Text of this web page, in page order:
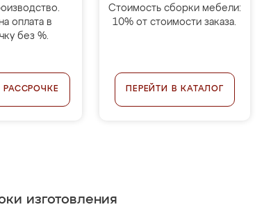
оплата в
без %.
РАССРОЧКЕ
Стоимость сборки мебели:
10% от стоимости заказа.
ПЕРЕЙТИ В КАТАЛОГ
изготовления